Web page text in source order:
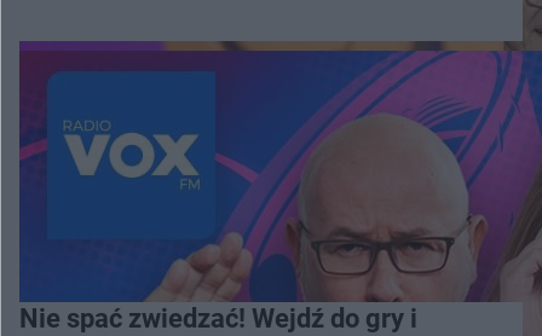
Nie spać zwiedzać! Wejdź do gry i